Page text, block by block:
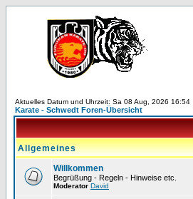
Aktuelles Datum und Uhrzeit: Sa 08 Aug, 2026 16:54
Karate - Schwedt Foren-Übersicht
Allgemeines
Willkommen
Begrüßung - Regeln - Hinweise etc.
Moderator David